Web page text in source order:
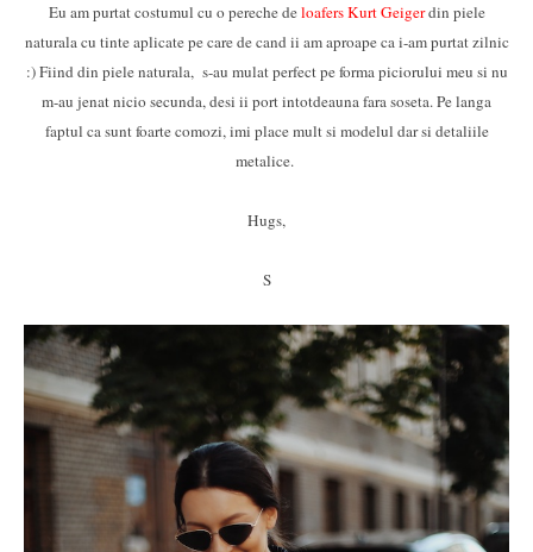
Eu am purtat costumul cu o pereche deloafers Kurt Geigerdin piele
naturala cu tinte aplicate pe care de cand ii am aproape ca i-am purtat zilnic
:) Fiind din piele naturala, s-au mulat perfect pe forma piciorului meu si nu
m-au jenat nicio secunda, desi ii port intotdeauna fara soseta. Pe langa
faptul ca sunt foarte comozi, imi place mult si modelul dar si detaliile
metalice.
Hugs,
S